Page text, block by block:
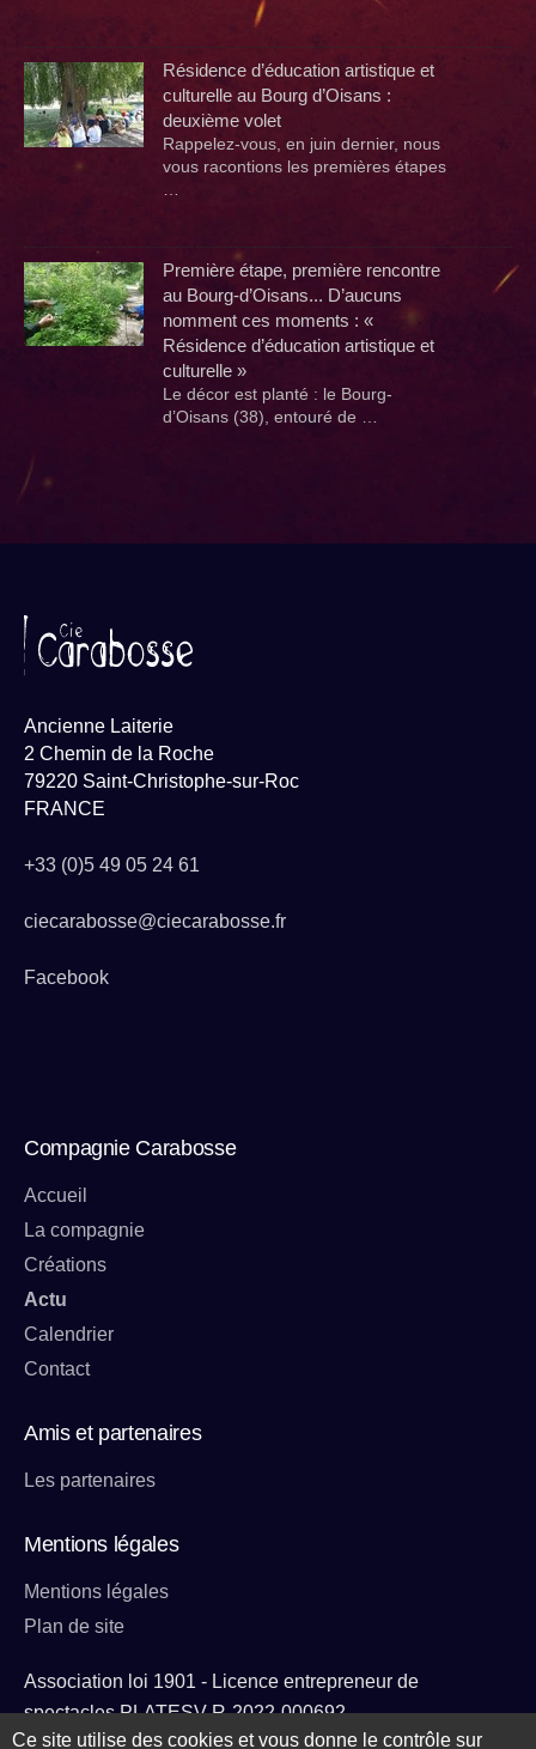
Résidence d’éducation artistique et
culturelle au Bourg d’Oisans :
deuxième volet
Rappelez-vous, en juin dernier, nous
vous racontions les premières étapes
Première étape, première rencontre
au Bourg-d’Oisans... D’aucuns
nomment ces moments : «
Résidence d’éducation artistique et
culturelle »
Le décor est planté : le Bourg-
d’Oisans (38), entouré de …
Ancienne Laiterie
2 Chemin de la Roche
79220 Saint-Christophe-sur-Roc
FRANCE
+33 (0)5 49 05 24 61
ciecarabosse@ciecarabosse.fr
Facebook
Compagnie Carabosse
Accueil
La compagnie
Créations
Actu
Calendrier
Contact
Amis et partenaires
Les partenaires
Mentions légales
Mentions légales
Plan de site
Association loi 1901 - Licence entrepreneur de
spectacles PLATESV-R-2022-000692
Ce site utilise des cookies et vous donne le contrôle sur